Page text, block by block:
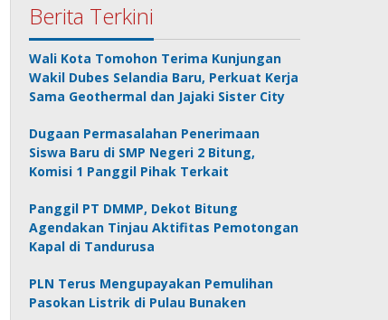
Berita Terkini
Wali Kota Tomohon Terima Kunjungan
Wakil Dubes Selandia Baru, Perkuat Kerja
Sama Geothermal dan Jajaki Sister City
Dugaan Permasalahan Penerimaan
Siswa Baru di SMP Negeri 2 Bitung,
Komisi 1 Panggil Pihak Terkait
Panggil PT DMMP, Dekot Bitung
Agendakan Tinjau Aktifitas Pemotongan
Kapal di Tandurusa
PLN Terus Mengupayakan Pemulihan
Pasokan Listrik di Pulau Bunaken